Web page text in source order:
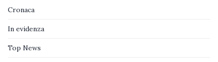
Cronaca
In evidenza
Top News